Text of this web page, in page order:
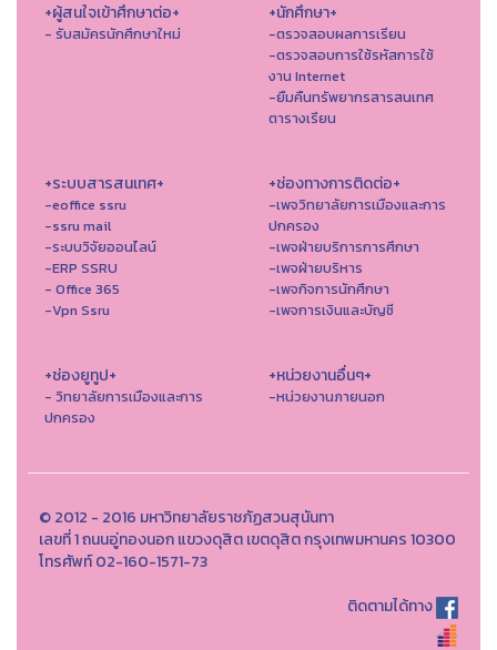
+ผู้สนใจเข้าศึกษาต่อ+
- รับสมัครนักศึกษาใหม่
+นักศึกษา+
-ตรวจสอบผลการเรียน
-ตรวจสอบการใช้รหัสการใช้
งาน Internet
-ยืมคืนทรัพยากรสารสนเทศ
ตารางเรียน
+ระบบสารสนเทศ+
-eoffice ssru
-ssru mail
-ระบบวิจัยออนไลน์
-ERP SSRU
- Office 365
-Vpn Ssru
+ช่องทางการติดต่อ+
-เพจวิทยาลัยการเมืองและการ
ปกครอง
-เพจฝ่ายบริการการศึกษา
-เพจฝ่ายบริหาร
-เพจกิจการนักศึกษา
-เพจการเงินและบัญชี
+ช่องยูทูป+
- วิทยาลัยการเมืองและการ
ปกครอง
+หน่วยงานอื่นๆ+
-หน่วยงานภายนอก
© 2012 - 2016 มหาวิทยาลัยราชภัฏสวนสุนันทา
เลขที่ 1 ถนนอู่ทองนอก แขวงดุสิต เขตดุสิต กรุงเทพมหานคร 10300
โทรศัพท์ 02-160-1571-73
ติดตามได้ทาง